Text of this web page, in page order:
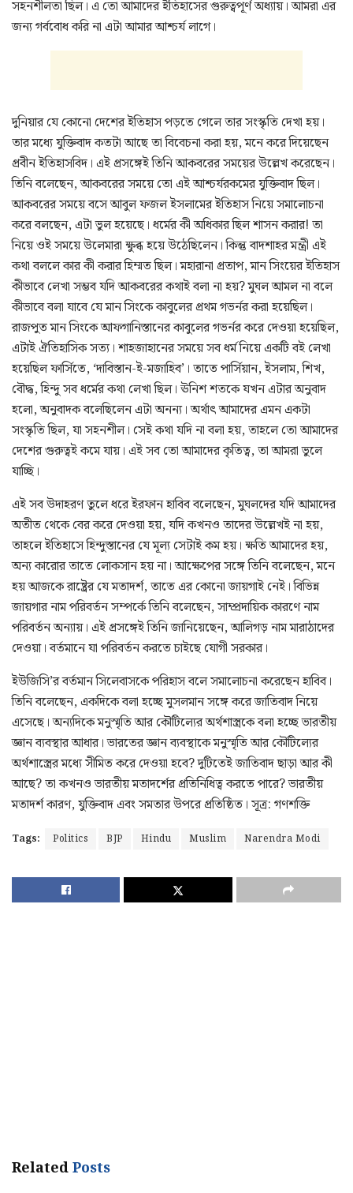
সহনশীলতা ছিল। এ তো আমাদের ইতিহাসের গুরুত্বপূর্ণ অধ্যায়। আমরা এর
জন্য গর্ববোধ করি না এটা আমার আশ্চর্য লাগে।
দুনিয়ার যে কোনো দেশের ইতিহাস পড়তে গেলে তার সংস্কৃতি দেখা হয়।
তার মধ্যে যুক্তিবাদ কতটা আছে তা বিবেচনা করা হয়, মনে করে দিয়েছেন
প্রবীন ইতিহাসবিদ। এই প্রসঙ্গেই তিনি আকবরের সময়ের উল্লেখ করেছেন।
তিনি বলেছেন, আকবরের সময়ে তো এই আশ্চর্যরকমের যুক্তিবাদ ছিল।
আকবরের সময়ে বসে আবুল ফজল ইসলামের ইতিহাস নিয়ে সমালোচনা
করে বলছেন, এটা ভুল হয়েছে। ধর্মের কী অধিকার ছিল শাসন করার! তা
নিয়ে ওই সময়ে উলেমারা ক্ষুব্ধ হয়ে উঠেছিলেন। কিন্তু বাদশাহর মন্ত্রী এই
কথা বললে কার কী করার হিম্মত ছিল। মহারানা প্রতাপ, মান সিংয়ের ইতিহাস
কীভাবে লেখা সম্ভব যদি আকবরের কথাই বলা না হয়? মুঘল আমল না বলে
কীভাবে বলা যাবে যে মান সিংকে কাবুলের প্রথম গভর্নর করা হয়েছিল।
রাজপুত মান সিংকে আফগানিস্তানের কাবুলের গভর্নর করে দেওয়া হয়েছিল,
এটাই ঐতিহাসিক সত্য। শাহজাহানের সময়ে সব ধর্ম নিয়ে একটি বই লেখা
হয়েছিল ফার্সিতে, ‘দাবিস্তান-ই-মজাহিব’। তাতে পার্সিয়ান, ইসলাম, শিখ,
বৌদ্ধ, হিন্দু সব ধর্মের কথা লেখা ছিল। ঊনিশ শতকে যখন এটার অনুবাদ
হলো, অনুবাদক বলেছিলেন এটা অনন্য। অর্থাৎ আমাদের এমন একটা
সংস্কৃতি ছিল, যা সহনশীল। সেই কথা যদি না বলা হয়, তাহলে তো আমাদের
দেশের গুরুত্বই কমে যায়। এই সব তো আমাদের কৃতিত্ব, তা আমরা ভুলে
যাচ্ছি।
এই সব উদাহরণ তুলে ধরে ইরফান হাবিব বলেছেন, মুঘলদের যদি আমাদের
অতীত থেকে বের করে দেওয়া হয়, যদি কখনও তাদের উল্লেখই না হয়,
তাহলে ইতিহাসে হিন্দুস্তানের যে মূল্য সেটাই কম হয়। ক্ষতি আমাদের হয়,
অন্য কারোর তাতে লোকসান হয় না। আক্ষেপের সঙ্গে তিনি বলেছেন, মনে
হয় আজকে রাষ্ট্রের যে মতাদর্শ, তাতে এর কোনো জায়গাই নেই। বিভিন্ন
জায়গার নাম পরিবর্তন সম্পর্কে তিনি বলেছেন, সাম্প্রদায়িক কারণে নাম
পরিবর্তন অন্যায়। এই প্রসঙ্গেই তিনি জানিয়েছেন, আলিগড় নাম মারাঠাদের
দেওয়া। বর্তমানে যা পরিবর্তন করতে চাইছে যোগী সরকার।
ইউজিসি’র বর্তমান সিলেবাসকে পরিহাস বলে সমালোচনা করেছেন হাবিব।
তিনি বলেছেন, একদিকে বলা হচ্ছে মুসলমান সঙ্গে করে জাতিবাদ নিয়ে
এসেছে। অন্যদিকে মনুস্মৃতি আর কৌটিল্যের অর্থশাস্ত্রকে বলা হচ্ছে ভারতীয়
জ্ঞান ব্যবস্থার আধার। ভারতের জ্ঞান ব্যবস্থাকে মনুস্মৃতি আর কৌটিল্যের
অর্থশাস্ত্রের মধ্যে সীমিত করে দেওয়া হবে? দুটিতেই জাতিবাদ ছাড়া আর কী
আছে? তা কখনও ভারতীয় মতাদর্শের প্রতিনিধিত্ব করতে পারে? ভারতীয়
মতাদর্শ কারণ, যুক্তিবাদ এবং সমতার উপরে প্রতিষ্ঠিত। সূত্র: গণশক্তি
Tags: Politics BJP Hindu Muslim Narendra Modi
RelatedPosts